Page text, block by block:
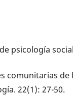
psicología
comunitarias
22(1): 27-50.